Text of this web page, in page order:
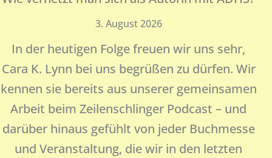
3. August 2026
In der heutigen Folge freuen wir uns sehr,
Cara K. Lynn bei uns begrüßen zu dürfen. Wir
kennen sie bereits aus unserer gemeinsamen
Arbeit beim Zeilenschlinger Podcast – und
darüber hinaus gefühlt von jeder Buchmesse
und Veranstaltung, die wir in den letzten